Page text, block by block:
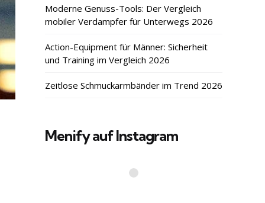
Moderne Genuss-Tools: Der Vergleich
mobiler Verdampfer für Unterwegs 2026
Action-Equipment für Männer: Sicherheit
und Training im Vergleich 2026
Zeitlose Schmuckarmbänder im Trend 2026
Menify auf Instagram